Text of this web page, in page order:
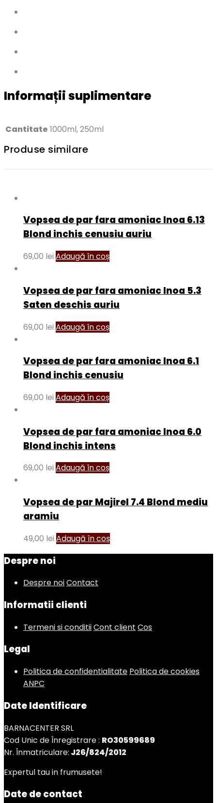
Informații suplimentare
Cantitate 1000ml, 250ml
Produse similare
Vopsea de par fara amoniac Inoa 6.13
Blond inchis cenusiu auriu
69,00 lei Adaugă în coș
Vopsea de par fara amoniac Inoa 5.3
Saten deschis auriu
69,00 lei Adaugă în coș
Vopsea de par fara amoniac Inoa 6.1
Blond inchis cenusiu
69,00 lei Adaugă în coș
Vopsea de par fara amoniac Inoa 6.0
Blond inchis intens
69,00 lei Adaugă în coș
Vopsea de par Majirel 7.4 Blond mediu
aramiu
49,00 lei Adaugă în coș
Despre noi
Despre noiContact
Informatii clienti
Termeni si conditiiCont client Cos
Legal
Politica de confidentialitate Politica de cookies
ANPC
Date Identificare
BARNACENTER SRL
Cod Unic de Înregistrare : RO30599689
Nr. Înmatriculare: J26/824/2012
Expertul tau in frumusete!
Date de contact